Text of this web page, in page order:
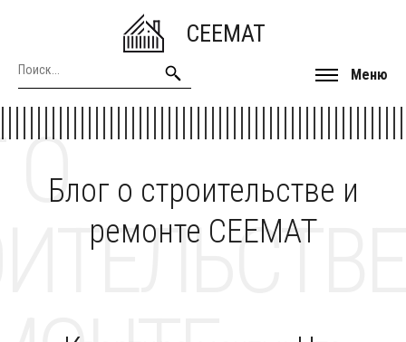
CEEMAT
Меню
Блог о строительстве и
ремонте CEEMAT
О